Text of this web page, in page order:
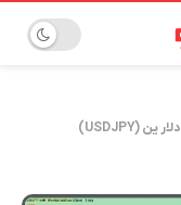
دلار ین (USDJPY)